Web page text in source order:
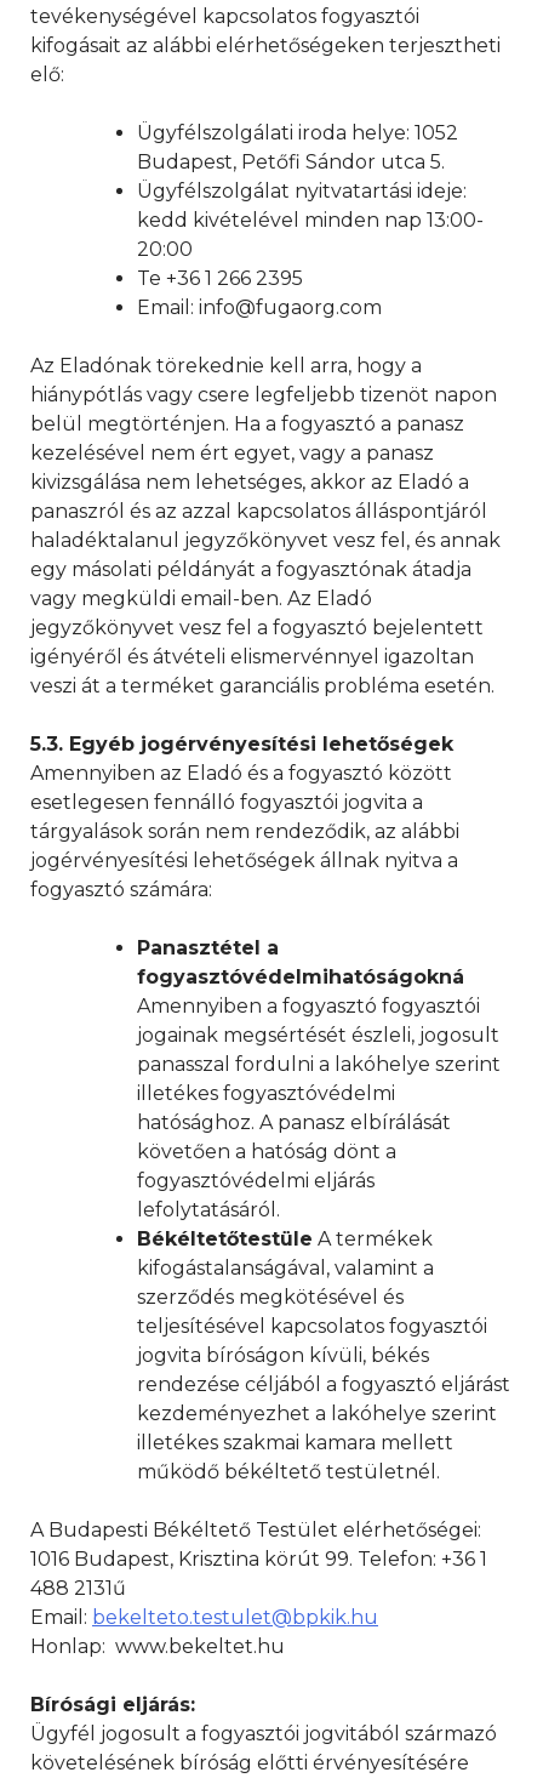
tevékenységével kapcsolatos fogyasztói
kifogásait az alábbi elérhetőségeken terjesztheti
elő:
Ügyfélszolgálati iroda helye: 1052
Budapest, Petőfi Sándor utca 5.
Ügyfélszolgálat nyitvatartási ideje:
kedd kivételével minden nap 13:00-
20:00
Te +36 1 266 2395
Email: info@fugaorg.com
Az Eladónak törekednie kell arra, hogy a
hiánypótlás vagy csere legfeljebb tizenöt napon
belül megtörténjen. Ha a fogyasztó a panasz
kezelésével nem ért egyet, vagy a panasz
kivizsgálása nem lehetséges, akkor az Eladó a
panaszról és az azzal kapcsolatos álláspontjáról
haladéktalanul jegyzőkönyvet vesz fel, és annak
egy másolati példányát a fogyasztónak átadja
vagy megküldi email-ben. Az Eladó
jegyzőkönyvet vesz fel a fogyasztó bejelentett
igényéről és átvételi elismervénnyel igazoltan
veszi át a terméket garanciális probléma esetén.
5.3. Egyéb jogérvényesítési lehetőségek
Amennyiben az Eladó és a fogyasztó között
esetlegesen fennálló fogyasztói jogvita a
tárgyalások során nem rendeződik, az alábbi
jogérvényesítési lehetőségek állnak nyitva a
fogyasztó számára:
Panasztétel a
fogyasztóvédelmihatóságokná
Amennyiben a fogyasztó fogyasztói
jogainak megsértését észleli, jogosult
panasszal fordulni a lakóhelye szerint
illetékes fogyasztóvédelmi
hatósághoz. A panasz elbírálását
követően a hatóság dönt a
fogyasztóvédelmi eljárás
lefolytatásáról.
Békéltetőtestüle A termékek
kifogástalanságával, valamint a
szerződés megkötésével és
teljesítésével kapcsolatos fogyasztói
jogvita bíróságon kívüli, békés
rendezése céljából a fogyasztó eljárást
kezdeményezhet a lakóhelye szerint
illetékes szakmai kamara mellett
működő békéltető testületnél.
A Budapesti Békéltető Testület elérhetőségei:
1016 Budapest, Krisztina körút 99. Telefon: +36 1
488 2131ű
Email: bekelteto.testulet@bpkik.hu
Honlap: www.bekeltet.hu
Bírósági eljárás:
Ügyfél jogosult a fogyasztói jogvitából származó
követelésének bíróság előtti érvényesítésére